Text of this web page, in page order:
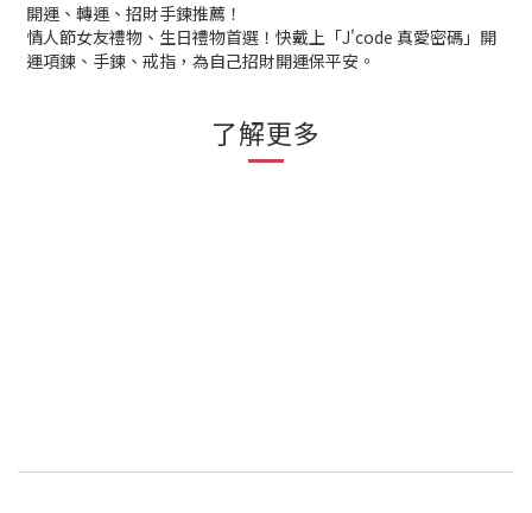
開運、轉運、招財手鍊推薦！
情人節女友禮物、生日禮物首選！快戴上「J'code 真愛密碼」開
運項鍊、手鍊、戒指，為自己招財開運保平安。
了解更多